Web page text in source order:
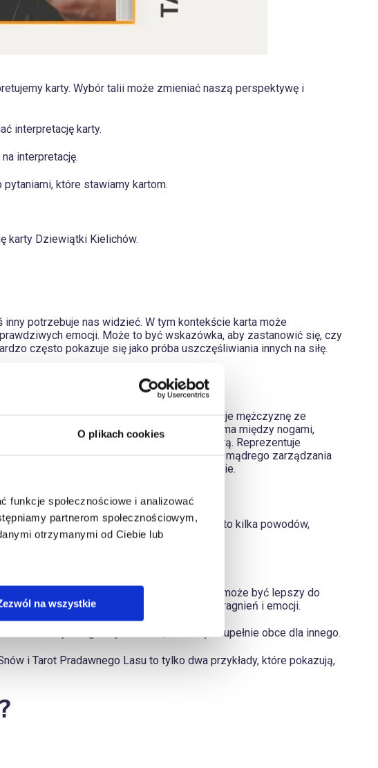
O plikach cookies
funkcje społecznościowe i analizować
partnerom społecznościowym,
otrzymanymi od Ciebie lub
na wszystkie
karty. Wybór talii może zmieniać naszą perspektywę i
interpretację karty.
interpretację.
które stawiamy kartom.
karty Dziewiątki Kielichów.
potrzebuje nas widzieć. W tym kontekście karta może
emocji. Może to być wskazówka, aby zastanowić się, czy
często pokazuje się jako próba uszczęśliwiania innych na siłę.
jako karta szczodrości. Ilustracja ukazuje mężczyznę ze
się misy, a dziewiąta misa, którą trzyma między nogami,
w duchowej serdeczności i harmonii z naturą. Reprezentuje
regeneracji. Karta zachęca również do mądrego zarządzania
zawsze powróci do nas tysiąckrotnie.
symboli, stylów artystycznych i energii. Oto kilka powodów,
zrozumieniu przesłań z kart.
Na przykład, Tarot Pradawnego Lasu może być lepszy do
pytania dotyczące naszych wewnętrznych pragnień i emocji.
do jednego użytkownika, może być zupełnie obce dla innego.
i Tarot Pradawnego Lasu to tylko dwa przykłady, które pokazują,